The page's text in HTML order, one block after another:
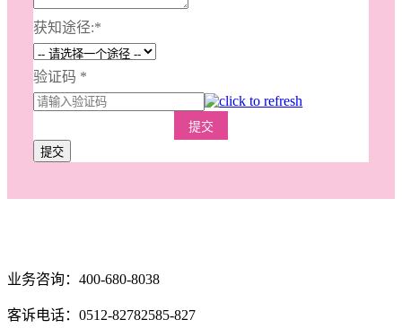
获知途径:*
验证码 *
提交
提交
业务咨询：400-680-8038
客诉电话：0512-82782585-827